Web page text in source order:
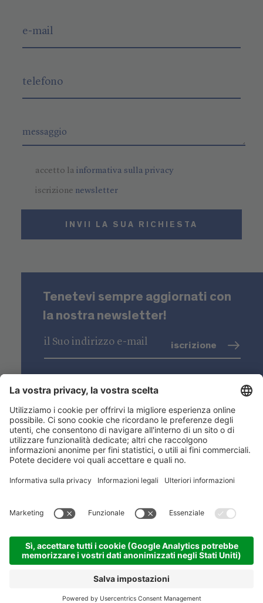
accetto lainformativa sulla privacy
iscrizione newsletter
INVII LA SUA RICHIESTA
Tenetevi sempre aggiornati con
la nostra newsletter!
iscrizione
Niederstätter SpA
Sedi
Gamma prodotti
Link utili
ACADEMY